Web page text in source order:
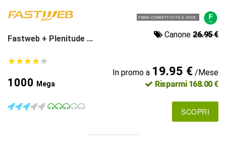
FIBRA CONNETTIVITÀ E VOCE
Fastweb + Plenitude ... Canone26.95 €
★★★★★
★★★★★
1000 Mega
In promo a 19.95 €/Mese
Risparmi 168.00 €
SCOPRI